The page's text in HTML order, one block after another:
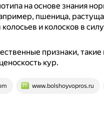
на основе знания
пшеница,
и колосков в силу
признаки, такие
кур.
www.bolshoyvopros.ru